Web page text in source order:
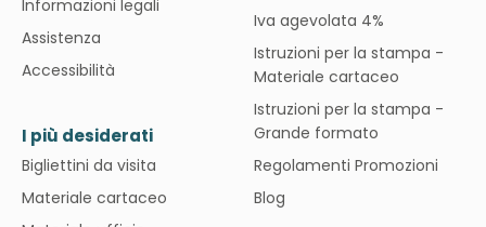
Informazioni legali
Assistenza
Accessibilità
Iva agevolata 4%
Istruzioni per la stampa -
Materiale cartaceo
Istruzioni per la stampa -
Grande formato
Regolamenti Promozioni
Blog
I più desiderati
Bigliettini da visita
Materiale cartaceo